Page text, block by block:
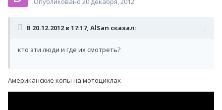
В 20.12.2012 в 17:17, AlSan сказал:
кто эти люди и где их смотреть?
Американские копы на мотоциклах